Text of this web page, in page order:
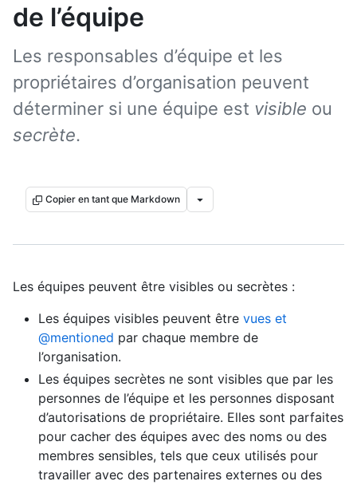
de l’équipe
Les responsables d’équipe et les
propriétaires d’organisation peuvent
déterminer si une équipe est visible ou
secrète.
Copier en tant que Markdown
Les équipes peuvent être visibles ou secrètes :
Les équipes visibles peuvent être vues et
@mentioned par chaque membre de
l’organisation.
Les équipes secrètes ne sont visibles que par les
personnes de l’équipe et les personnes disposant
d’autorisations de propriétaire. Elles sont parfaites
pour cacher des équipes avec des noms ou des
membres sensibles, tels que ceux utilisés pour
travailler avec des partenaires externes ou des